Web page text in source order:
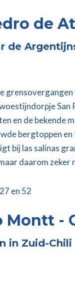
de
de
San
en de bekende
bergtoppen en
bij las salinas
daarom zeker
en 52
Montt -
in Zuid-Chili